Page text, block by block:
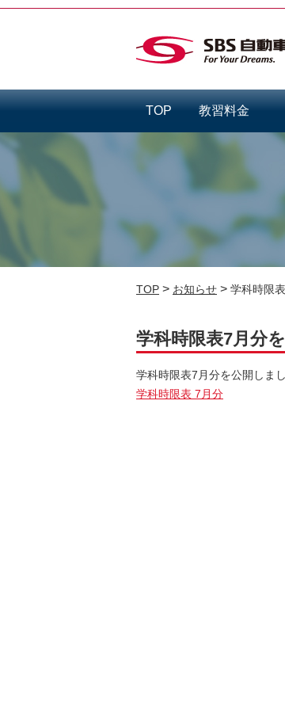
TOP 教習料金
TOP > お知らせ > 学科時限
学科時限表7月分
学科時限表7月分を公開しま
学科時限表 7月分